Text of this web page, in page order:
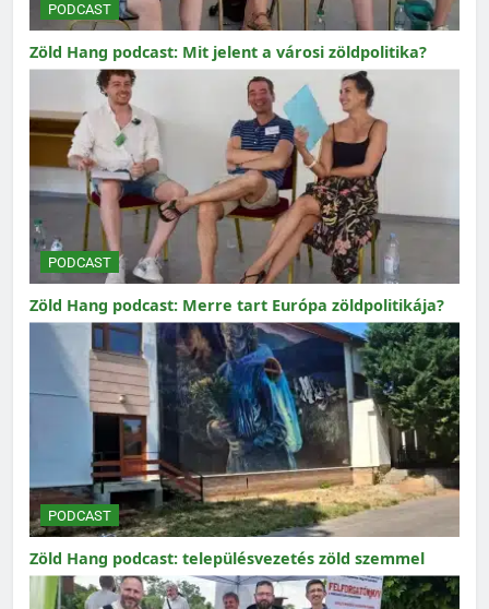
PODCAST
Zöld Hang podcast: Mit jelent a városi zöldpolitika?
PODCAST
Zöld Hang podcast: Merre tart Európa zöldpolitikája?
PODCAST
Zöld Hang podcast: településvezetés zöld szemmel